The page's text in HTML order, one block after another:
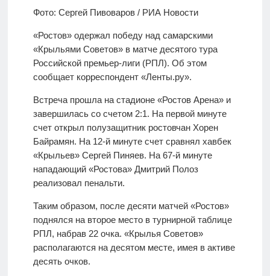
Фото: Сергей Пивоваров / РИА Новости
«Ростов» одержал победу над самарскими
«Крыльями Советов» в матче десятого тура
Российской премьер-лиги (РПЛ). Об этом
сообщает корреспондент «Ленты.ру».
Встреча прошла на стадионе «Ростов Арена» и
завершилась со счетом 2:1. На первой минуте
счет открыл полузащитник ростовчан Хорен
Байрамян. На 12-й минуте счет сравнял хавбек
«Крыльев» Сергей Пиняев. На 67-й минуте
нападающий «Ростова» Дмитрий Полоз
реализовал пенальти.
Таким образом, после десяти матчей «Ростов»
поднялся на второе место в турнирной таблице
РПЛ, набрав 22 очка. «Крылья Советов»
располагаются на десятом месте, имея в активе
десять очков.